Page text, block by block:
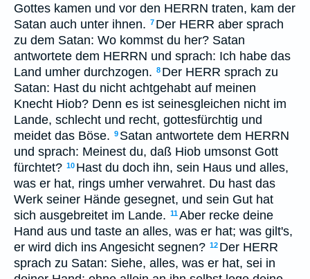
Gottes kamen und vor den HERRN traten, kam der
Satan auch unter ihnen. 7 Der HERR aber sprach
zu dem Satan: Wo kommst du her? Satan
antwortete dem HERRN und sprach: Ich habe das
Land umher durchzogen. 8 Der HERR sprach zu
Satan: Hast du nicht achtgehabt auf meinen
Knecht Hiob? Denn es ist seinesgleichen nicht im
Lande, schlecht und recht, gottesfürchtig und
meidet das Böse. 9 Satan antwortete dem HERRN
und sprach: Meinest du, daß Hiob umsonst Gott
fürchtet? 10 Hast du doch ihn, sein Haus und alles,
was er hat, rings umher verwahret. Du hast das
Werk seiner Hände gesegnet, und sein Gut hat
sich ausgebreitet im Lande. 11Aber recke deine
Hand aus und taste an alles, was er hat; was gilt's,
er wird dich ins Angesicht segnen? 12 Der HERR
sprach zu Satan: Siehe, alles, was er hat, sei in